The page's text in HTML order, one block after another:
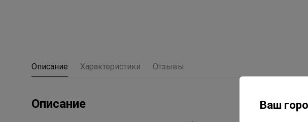
Описание Характеристики Отзывы
Описание Ваш